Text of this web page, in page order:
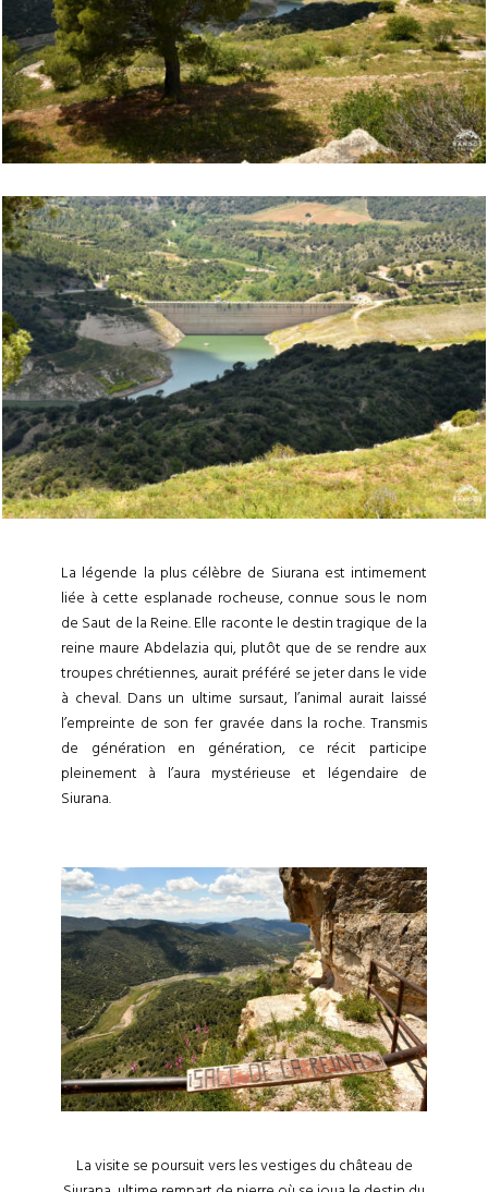
La légende la plus célèbre de Siurana est intimement
liée à cette esplanade rocheuse, connue sous le nom
de Saut de la Reine. Elle raconte le destin tragique de la
reine maure Abdelazia qui, plutôt que de se rendre aux
troupes chrétiennes, aurait préféré se jeter dans le vide
à cheval. Dans un ultime sursaut, l’animal aurait laissé
l’empreinte de son fer gravée dans la roche. Transmis
de génération en génération, ce récit participe
pleinement à l’aura mystérieuse et légendaire de
Siurana.
La visite se poursuit vers les vestiges du château de